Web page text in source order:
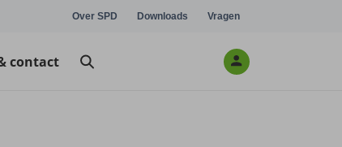
Over SPD Downloads Vragen
contact